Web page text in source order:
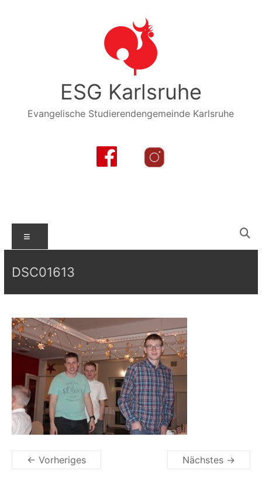
ESG Karlsruhe
Evangelische Studierendengemeinde Karlsruhe
DSC01613
← Vorheriges Nächstes →